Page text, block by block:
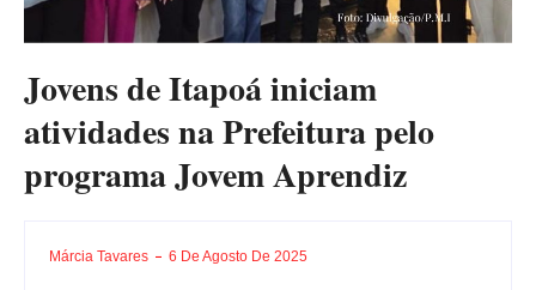
Jovens de Itapoá iniciam
atividades na Prefeitura pelo
programa Jovem Aprendiz
Márcia Tavares 6 De Agosto De 2025